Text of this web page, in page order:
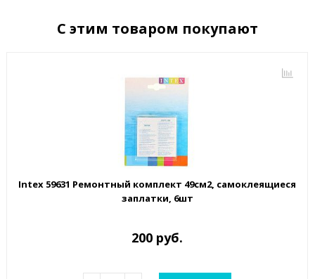
С этим товаром покупают
Intex 59631 Ремонтный комплект 49см2, самоклеящиеся
заплатки, 6шт
200 руб.